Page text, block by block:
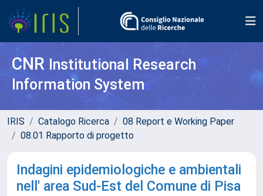
CNR Institutional Research
Information System
IRIS Catalogo Ricerca
08 Report e Working Paper
08.01 Rapporto di progetto
Indagini epidemiologiche e ambientali
nell' area Sud-Est del Comune di Pisa